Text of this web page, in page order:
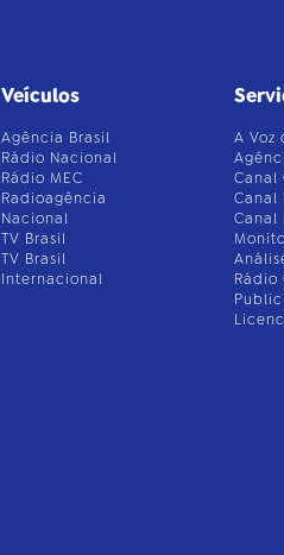
Veículos
Agência Brasil
Rádio Nacional
Rádio MEC
Radioagência
Nacional
TV Brasil
TV Brasil
Internacional
A Voz
Canal
Canal
Canal
Rádio